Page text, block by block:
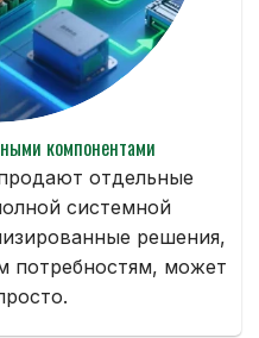
компонентами
отдельные
системной
решения,
потребностям, может